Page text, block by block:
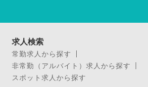
求人検索
常勤求人から探す
非常勤（アルバイト）求人から探す
スポット求人から探す